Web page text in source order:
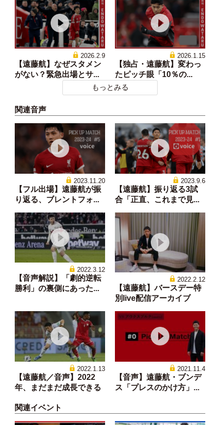
2026.2.9
【遠藤航】なぜスタメン
がない？緊急出場とサ...
2026.1.15
【独占・遠藤航】変わっ
たピッチ眼「10％の...
もっとみる
関連音声
2023.11.20
【フル出場】遠藤航が振
り返る、ブレントフォ...
2023.9.6
【遠藤航】振り返る3試
合「正直、これまで見...
2022.3.12
【音声解説】「劇的逆転
勝利」の裏側にあった...
2022.2.12
【遠藤航】バースデー特
別live配信アーカイブ
2022.1.13
【遠藤航／音声】2022
年、まだまだ成長できる
2021.11.4
【音声】遠藤航・ブンデ
ス「プレスのかけ方」...
関連イベント